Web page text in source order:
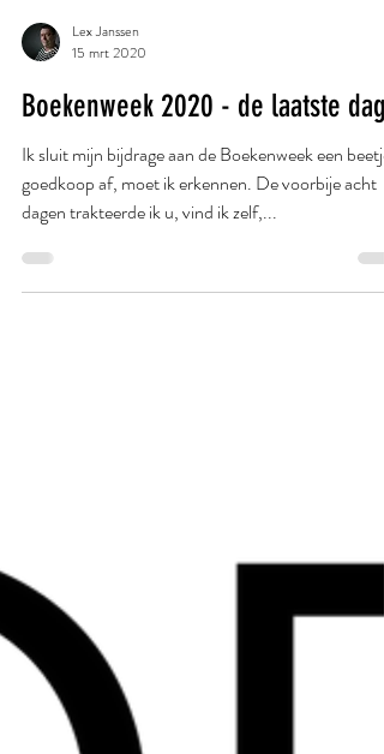
Lex Janssen
15 mrt 2020
Boekenweek 2020 - de laatste dag
Ik sluit mijn bijdrage aan de Boekenweek een beetje
goedkoop af, moet ik erkennen. De voorbije acht